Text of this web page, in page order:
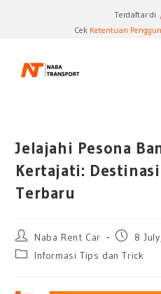
Terdaftar di
CekKetentuan
Jelajahi Pesona
Kertajati:
Terbaru
Naba Rent Car
8
Informasi Tips dan Trick